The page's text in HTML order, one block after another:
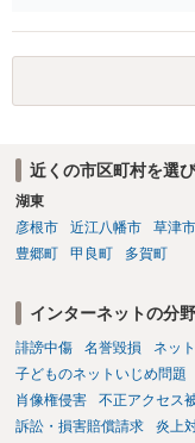
渉が行われ、双方合意
訟提起を選択すれば訴
近くの市区町村を選
湖東
彦根市
近江八幡市 草津市
豊郷町
甲良町 多賀町
インターネットの分
誹謗中傷 名誉毀損 ネッ
子どものネットいじめ問題
肖像権侵害
不正アクセス
訴訟・損害賠償請求
炎上